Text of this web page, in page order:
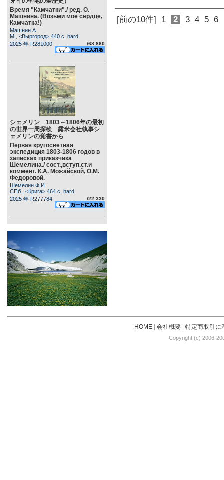
Время "Камчатки"./ ред. О.
Машнина. (Возьми мое сердце,
Камчатка!)
Машнин А.
М., <Выргород> 440 c. hard
2025 年 R281000
\68,860
シェメリン 1803～1806年の最初
の世界一周探検 露米会社執事シ
ェメリンの覚書から
Первая кругосветная
экспедиция 1803-1806 годов в
записках приказчика
Шемелина./ сост.,вступ.ст.и
коммент. К.А. Можайской, О.М.
Федоровой.
Шемелин Ф.И.
СПб., <Крига> 464 c. hard
2025 年 R277784
\22,330
[前の10件] 1 2 3 4 5 6
HOME| 会社概要| 特定商取引に
Copyright (c) 2006-